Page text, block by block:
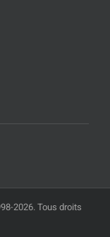
2026. Tous droits